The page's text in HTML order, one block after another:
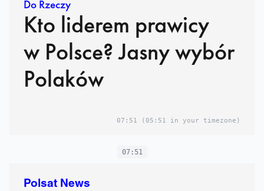
Do Rzeczy
Kto liderem prawicy
w Polsce? Jasny wybór
Polaków
07:51 (05:51 in your timezone)
07:51
Polsat News